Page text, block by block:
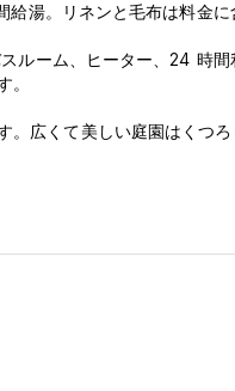
湯。リネンと毛布は料金
ルーム、ヒーター、24 時
。
広くて美しい庭園はくつ
物を発見するための出発
す。旅行はアクティブで楽
イリンガルのガイドを揃
いをします。 (Auto-